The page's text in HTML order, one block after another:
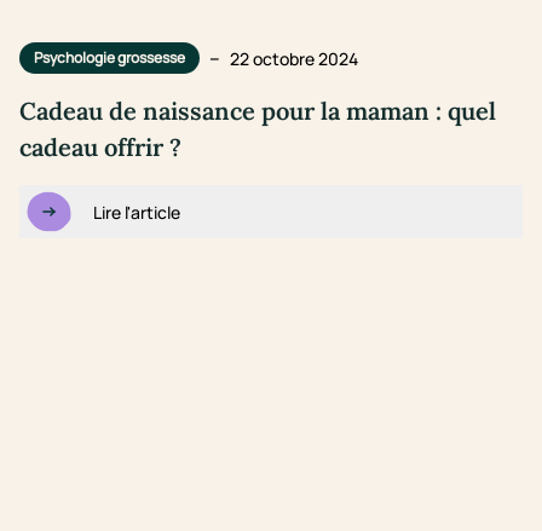
Psychologie grossesse – 22 octobre 2024
Cadeau de naissance pour la maman : quel
cadeau offrir ?
Lire l'article